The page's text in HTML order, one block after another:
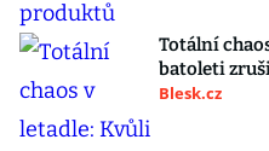
Totální
batoleti
Blesk.cz